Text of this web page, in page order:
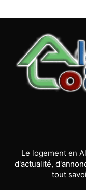
Le logement en
d'actualité,
tout